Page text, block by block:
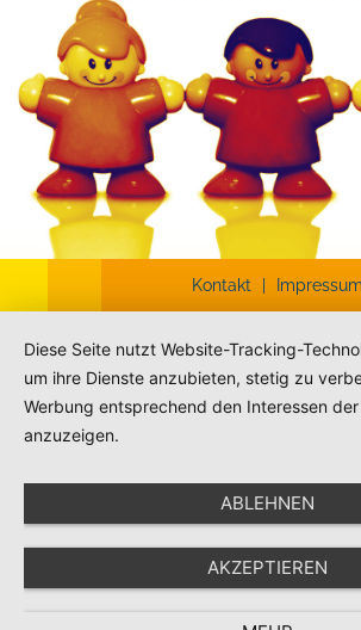
Kontakt Impressum
Diese Seite nutzt Website-Tracking-
um ihre Dienste anzubieten, stetig zu
Werbung entsprechend den Interessen
anzuzeigen.
ABLEHNEN
AKZEPTIEREN